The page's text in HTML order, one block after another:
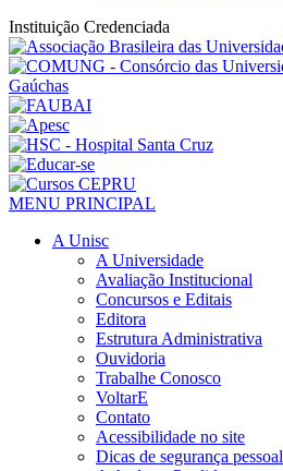
Instituição Credenciada
MENU PRINCIPAL
A Unisc
A Universidade
Avaliação Institucional
Concursos e Editais
Editora
Estrutura Administrativa
Ouvidoria
Trabalhe Conosco
VoltarE
Contato
Acessibilidade no site
Dicas de segurança pessoal